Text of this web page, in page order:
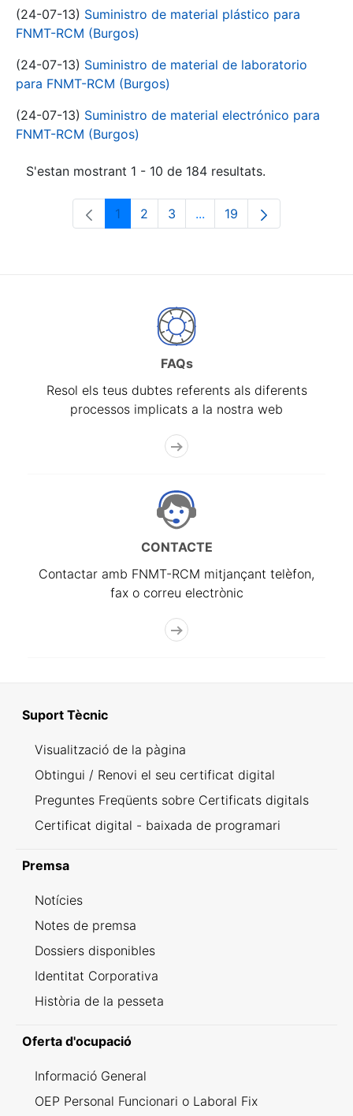
(24-07-13) Suministro de material plástico para
FNMT-RCM (Burgos)
(24-07-13) Suministro de material de laboratorio
para FNMT-RCM (Burgos)
(24-07-13) Suministro de material electrónico para
FNMT-RCM (Burgos)
S'estan mostrant 1 - 10 de 184 resultats.
Pàgina
1 Pàgina
2 Pàgina
3 ...Pàgines intermèdies
Pàgina
19
FAQs
Resol els teus dubtes referents als diferents
processos implicats a la nostra web
CONTACTE
Contactar amb FNMT-RCM mitjançant telèfon,
fax o correu electrònic
Suport Tècnic
Visualització de la pàgina
Obtingui / Renovi el seu certificat digital
Preguntes Freqüents sobre Certificats digitals
Certificat digital - baixada de programari
Premsa
Notícies
Notes de premsa
Dossiers disponibles
Identitat Corporativa
Història de la pesseta
Oferta d'ocupació
Informació General
OEP Personal Funcionari o Laboral Fix